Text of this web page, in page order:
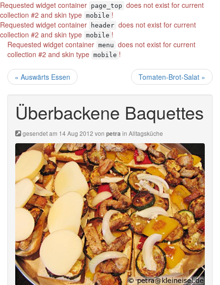
Requested widget container page_top does not exist for current
collection #2 and skin type mobile !
Requested widget container
header does not exist for current
collection #2 and skin type mobile !
Requested widget container menu does not exist for current
collection #2 and skin type mobile !
« Auswärts Essen Tomaten-Brot-Salat »
Überbackene Baquettes
gesendet am 14 Aug 2012 von petra in Alltagsküche